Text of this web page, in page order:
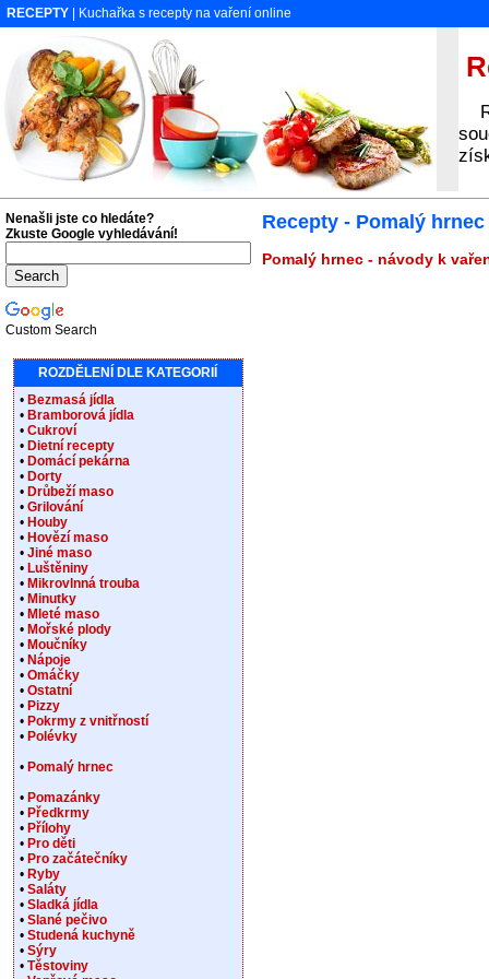
RECEPTY | Kuchařka s recepty na vaření online
Recepty - Pomalý
Pomalý hrnec - návody k
Nenašli jste co hledáte?
Zkuste Google vyhledávání!
Custom Search
ROZDĚLENÍ DLE KATEGORIÍ
• Bezmasá jídla
• Bramborová jídla
• Cukroví
• Dietní recepty
• Domácí pekárna
• Dorty
• Drůbeží maso
• Grilování
• Houby
• Hovězí maso
• Jiné maso
• Luštěniny
• Mikrovlnná trouba
• Minutky
• Mleté maso
• Mořské plody
• Moučníky
• Nápoje
• Omáčky
• Ostatní
• Pizzy
• Pokrmy z vnitřností
• Polévky
• Pomalý hrnec
• Pomazánky
• Předkrmy
• Přílohy
• Pro děti
• Pro začátečníky
• Ryby
• Saláty
• Sladká jídla
• Slané pečivo
• Studená kuchyně
• Sýry
• Těstoviny